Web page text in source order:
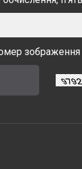
зображення